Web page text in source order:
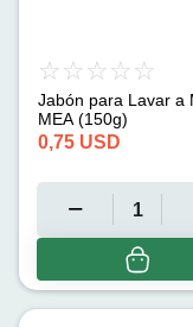
Jabón para Lavar a
MEA (150g)
0,75 USD